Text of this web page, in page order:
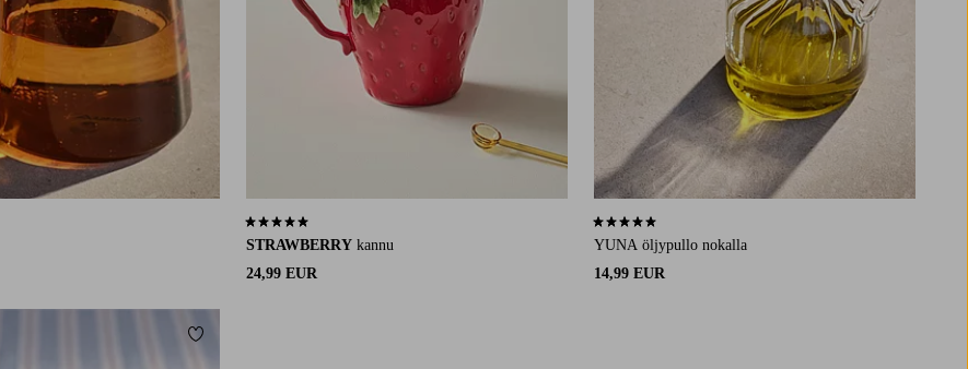
STRAWBERRY kannu
24,99 EUR
4,9 perustuen 21 arvosanaan
YUNA öljypullo nokalla
14,99 EUR
5,0 perustuen 2 arvosanaan
Lisää suosikkeihin